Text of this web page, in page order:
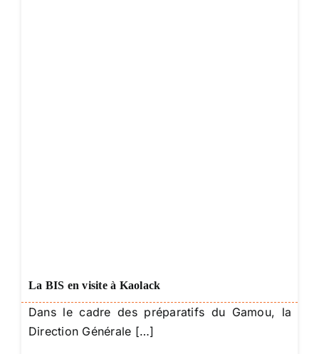
La BIS en visite à Kaolack
Dans le cadre des préparatifs du Gamou, la
Direction Générale […]